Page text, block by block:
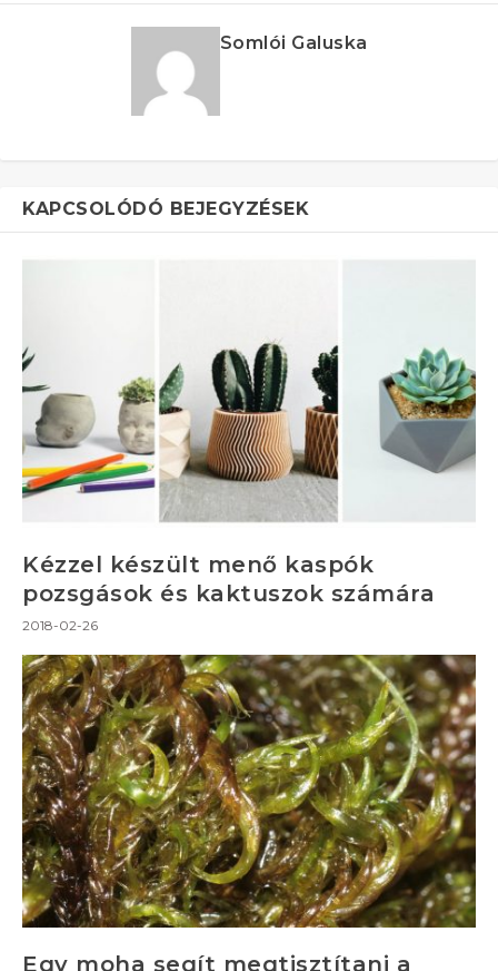
Somlói Galuska
KAPCSOLÓDÓ BEJEGYZÉSEK
Kézzel készült menő kaspók
pozsgások és kaktuszok számára
2018-02-26
Egy moha segít megtisztítani a